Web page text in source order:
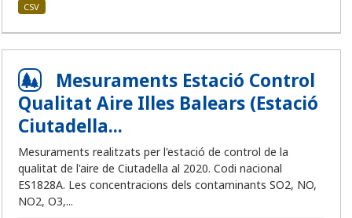
CSV
Mesuraments Estació Control
Qualitat Aire Illes Balears (Estació
Ciutadella...
Mesuraments realitzats per l'estació de control de la
qualitat de l'aire de Ciutadella al 2020. Codi nacional
ES1828A. Les concentracions dels contaminants SO2, NO,
NO2, O3,...